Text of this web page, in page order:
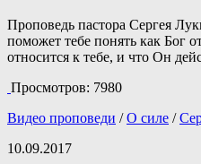
Проповедь пастора Сергея
поможет тебе понять как Бог
относится к тебе, и что Он
Просмотров: 7980
Видео проповеди /О силе /
10.09.2017